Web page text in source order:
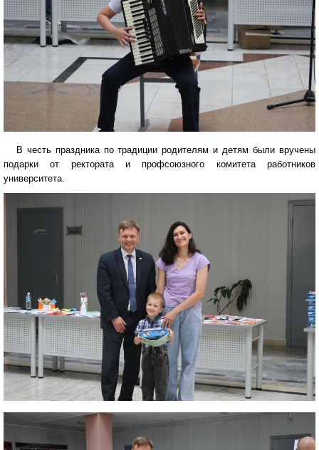
В честь праздника по традиции родителям и детям были вручены
подарки от ректората и профсоюзного комитета работников
университета.